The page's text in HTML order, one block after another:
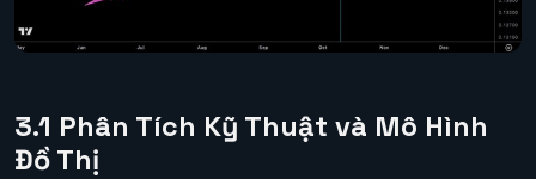
3.1 Phân Tích Kỹ Thuật và Mô Hình
Đồ Thị